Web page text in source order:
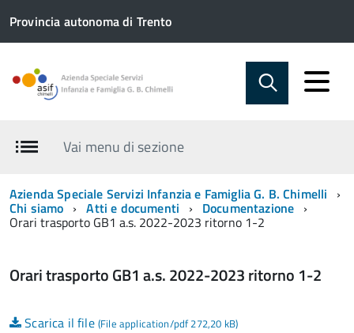
Provincia autonoma di Trento
Vai menu di sezione
Azienda Speciale Servizi Infanzia e Famiglia G. B. Chimelli
Chi siamo Atti e documenti Documentazione
Orari trasporto GB1 a.s. 2022-2023 ritorno 1-2
Orari trasporto GB1 a.s. 2022-2023 ritorno 1-2
Scarica il file (File application/pdf 272,20 kB)